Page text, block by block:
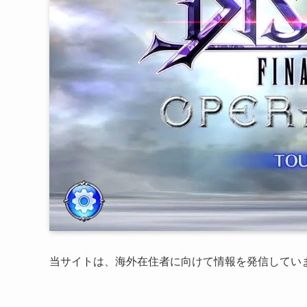
当サイトは、海外在住者に向けて情報を発信してい